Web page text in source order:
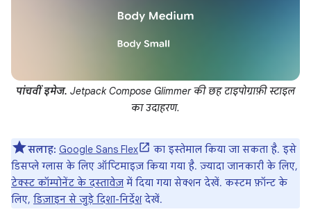
पांचवीं इमेज. Jetpack Compose Glimmer की छह टाइपोग्राफ़ी स्टाइल
का उदाहरण.
सलाह: Google Sans Flex
का इस्तेमाल किया जा सकता है. इसे
डिसप्ले ग्लास के लिए ऑप्टिमाइज़ किया गया है. ज़्यादा जानकारी के लिए,
टेक्स्ट कॉम्पोनेंट के दस्तावेज़ में दिया गया सेक्शन देखें. कस्टम फ़ॉन्ट के
लिए, डिज़ाइन से जुड़े दिशा-निर्देशदेखें.